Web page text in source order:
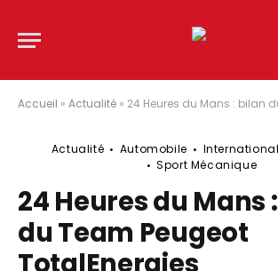
Accueil » Actualité » 24 Heures du Mans : bilan du
Actualité Automobile International
Sport Mécanique
24 Heures du Mans
du Team Peugeot
TotalEnergies